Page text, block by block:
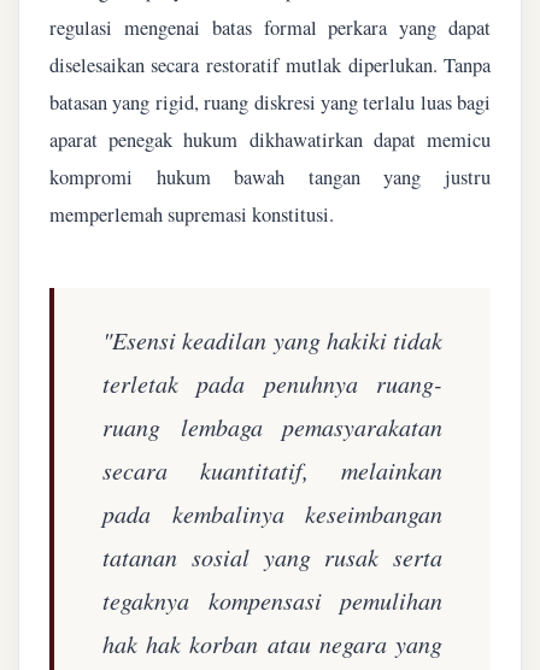
regulasi mengenai batas formal perkara yang dapat
diselesaikan secara restoratif mutlak diperlukan. Tanpa
batasan yang rigid, ruang diskresi yang terlalu luas bagi
aparat penegak hukum dikhawatirkan dapat memicu
kompromi hukum bawah tangan yang justru
memperlemah supremasi konstitusi.
"Esensi keadilan yang hakiki tidak
terletak pada penuhnya ruang-
ruang lembaga pemasyarakatan
secara kuantitatif, melainkan
pada kembalinya keseimbangan
tatanan sosial yang rusak serta
tegaknya kompensasi pemulihan
hak hak korban atau negara yang